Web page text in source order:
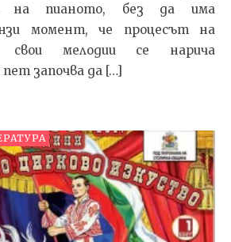
на пианото, без да има
момент, че процесът на
свои мелодии се нарича
започва да […]